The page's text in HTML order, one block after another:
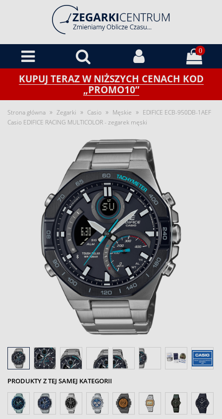
0
KUPUJ TERAZ W NIŻSZYCH CENACH KOD
„PROMO10”
Strona główna » Zegarki » Casio » Męskie » EDIFICE ECB-950DB-1AEF
Casio EDIFICE RACING MULTICOLOR - zegarek męski
PRODUKTY Z TEJ SAMEJ KATEGORII